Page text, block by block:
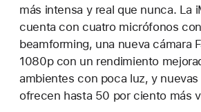
más intensa y real que nunca. La
cuenta con cuatro micrófonos
beamforming, una nueva cámara
1080p con un rendimiento
ambientes con poca luz, y
ofrecen hasta 50 por ciento más